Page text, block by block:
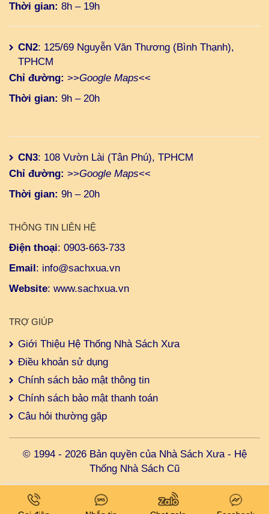
Thời gian: 8h – 19h
CN2: 125/69 Nguyễn Văn Thương (Bình Thạnh),
TPHCM
Chỉ đường: >>Google Maps<<
Thời gian: 9h – 20h
CN3: 108 Vườn Lài (Tân Phú), TPHCM
Chỉ đường: >>Google Maps<<
Thời gian: 9h – 20h
THÔNG TIN LIÊN HỆ
Điện thoại: 0903-663-733
Email: info@sachxua.vn
Website: www.sachxua.vn
TRỢ GIÚP
Giới Thiệu Hệ Thống Nhà Sách Xưa
Điều khoản sử dụng
Chính sách bảo mật thông tin
Chính sách bảo mật thanh toán
Câu hỏi thường gặp
© 1994 - 2026 Bản quyền của Nhà Sách Xưa - Hệ
Thống Nhà Sách Cũ